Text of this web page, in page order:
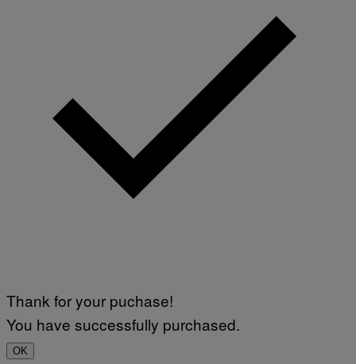
Thank for your puchase!
You have successfully purchased.
OK